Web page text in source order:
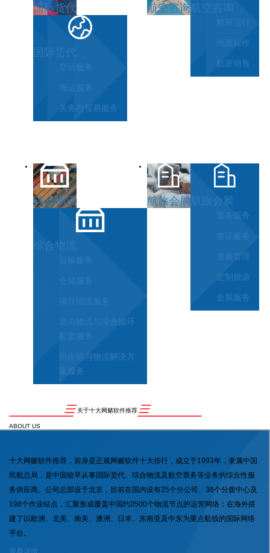
国际货代
国际货代
空运服务
海运服务
关务与贸易服务
航空咨询航空咨询
航班运行
地面操作
航班销售
综合物流
综合物流
运输服务
仓储服务
项目物流服务
逆向物流与绿色循环
配套服务
供应链与物流解决方
案服务
航旅会展航旅会展
票务服务
签证服务
差旅管理
定制旅游
会展服务
关于十大网赌软件推荐
ABOUT US
十大网赌软件推荐，前身是正规网赌软件十大排行，成立于1993年，隶属中国
民航总局，是中国较早从事国际货代、综合物流及航空票务等业务的综合性服
务供应商。公司总部设于北京，目前在国内设有25个分公司、36个分拨中心及
198个作业站点，汇聚形成覆盖中国约3500个物流节点的运营网络；在海外搭
建了以欧洲、北美、南美、澳洲、日本、东南亚及中东为重点航线的国际网络
平台。
查看详情